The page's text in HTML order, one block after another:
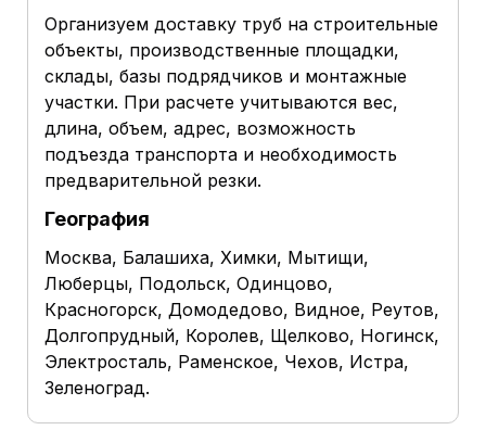
Организуем доставку труб на строительные
объекты, производственные площадки,
склады, базы подрядчиков и монтажные
участки. При расчете учитываются вес,
длина, объем, адрес, возможность
подъезда транспорта и необходимость
предварительной резки.
География
Москва, Балашиха, Химки, Мытищи,
Люберцы, Подольск, Одинцово,
Красногорск, Домодедово, Видное, Реутов,
Долгопрудный, Королев, Щелково, Ногинск,
Электросталь, Раменское, Чехов, Истра,
Зеленоград.